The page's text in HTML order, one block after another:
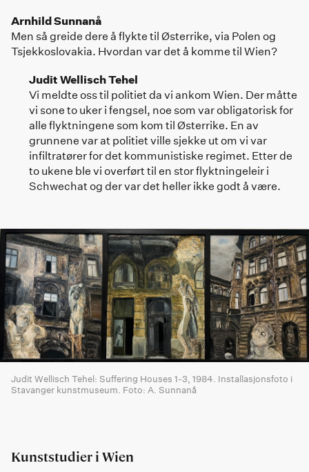
Arnhild Sunnanå
Men så greide dere å flykte til Østerrike, via Polen og
Tsjekkoslovakia. Hvordan var det å komme til Wien?
Judit Wellisch Tehel
Vi meldte oss til politiet da vi ankom Wien. Der måtte
vi sone to uker i fengsel, noe som var obligatorisk for
alle flyktningene som kom til Østerrike. En av
grunnene var at politiet ville sjekke ut om vi var
infiltratører for det kommunistiske regimet. Etter de
to ukene ble vi overført til en stor flyktningeleir i
Schwechat og der var det heller ikke godt å være.
Judit Wellisch Tehel: Suffering Houses 1-3, 1984. Installasjonsfoto i
Stavanger kunstmuseum. Foto: A. Sunnanå
Kunststudier i Wien